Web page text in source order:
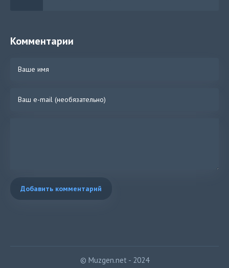
Комментарии
Добавить комментарий
© Muzgen.net - 2024